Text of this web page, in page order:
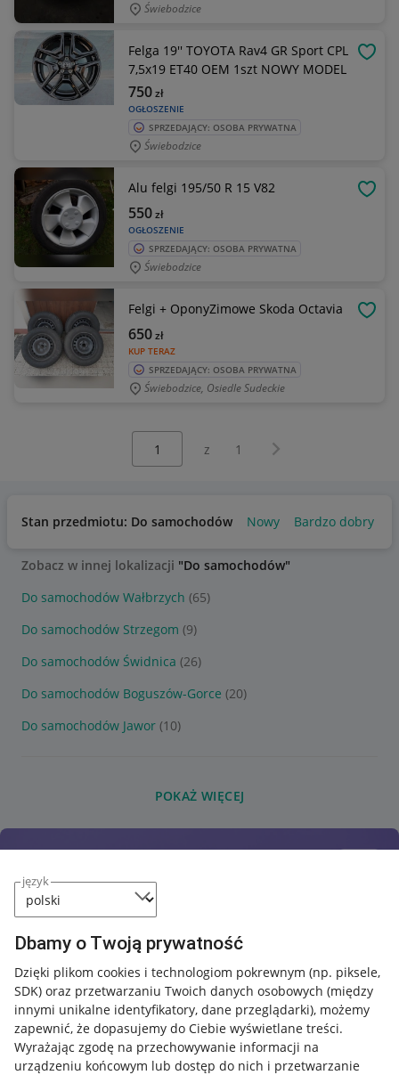
język
Dbamy o Twoją prywatność
Dzięki plikom cookies i technologiom pokrewnym (np. piksele,
SDK) oraz przetwarzaniu Twoich danych osobowych (między
innymi unikalne identyfikatory, dane przeglądarki), możemy
zapewnić, że dopasujemy do Ciebie wyświetlane treści.
Wyrażając zgodę na przechowywanie informacji na
urządzeniu końcowym lub dostęp do nich i przetwarzanie
Świebodzice
Felga 19'' TOYOTA Rav4 GR Sport CPL
7,5x19 ET40 OEM 1szt NOWY MODEL
OGŁOSZENIE
750zł
SPRZEDAJĄCY: OSOBA PRYWATNA
Świebodzice
Alu felgi 195/50 R 15 V82
OGŁOSZENIE
550zł
SPRZEDAJĄCY: OSOBA PRYWATNA
Świebodzice
Felgi + OponyZimowe Skoda Octavia
KUP TERAZ
650zł
SPRZEDAJĄCY: OSOBA PRYWATNA
Świebodzice, Osiedle Sudeckie
z 1 Następna strona
Stan przedmiotu: Do samochodów Nowy Bardzo dobry
Zobacz w innej lokalizacji "Do samochodów"
Do samochodów Wałbrzych (65)
Do samochodów Strzegom (9)
Do samochodów Świdnica (26)
Do samochodów Boguszów-Gorce (20)
Do samochodów Jawor (10)
POKAŻ WIĘCEJ